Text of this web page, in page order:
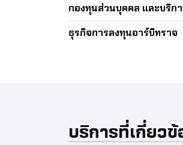
กองทุนส่วนบุคคล และบริก
ธุรกิจการลงทุนอาร์บิทราจ
บริการที่เกี่ยวข้